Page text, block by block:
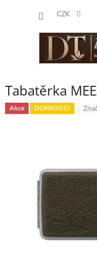
CZK
Tabatěrka
Akce DOPRODEJ